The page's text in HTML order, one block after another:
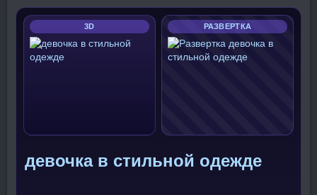
3D РАЗВЕРТКА
девочка в стильной одежде